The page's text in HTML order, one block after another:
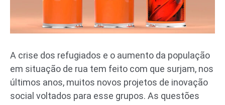
A crise dos refugiados e o aumento da população
em situação de rua tem feito com que surjam, nos
últimos anos, muitos novos projetos de inovação
social voltados para esse grupos. As questões